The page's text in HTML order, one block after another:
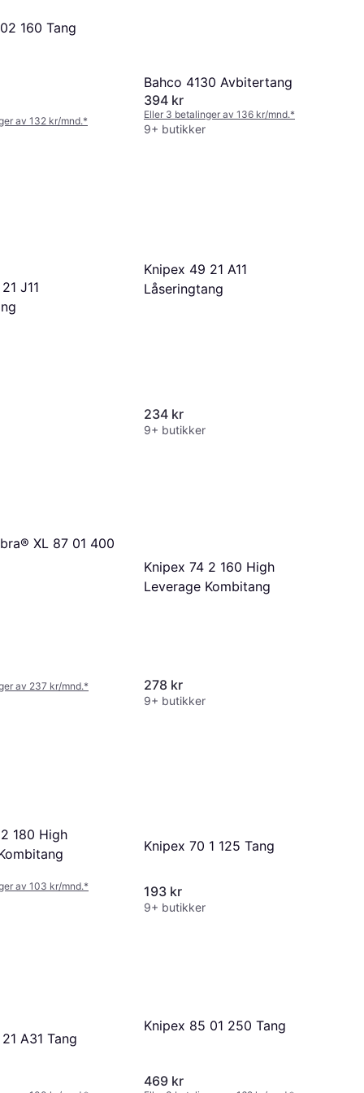
160 Tang
av 132 kr/mnd.*
Bahco 4130 Avbitertang
394 kr
Eller 3 betalinger av 136 kr/mnd.*
9+ butikker
J11
Knipex 49 21 A11
Låseringtang
234 kr
9+ butikker
XL 87 01 400
av 237 kr/mnd.*
Knipex 74 2 160 High
Leverage Kombitang
278 kr
9+ butikker
180 High
av 103 kr/mnd.*
Knipex 70 1 125 Tang
193 kr
9+ butikker
A31 Tang
Knipex 85 01 250 Tang
469 kr